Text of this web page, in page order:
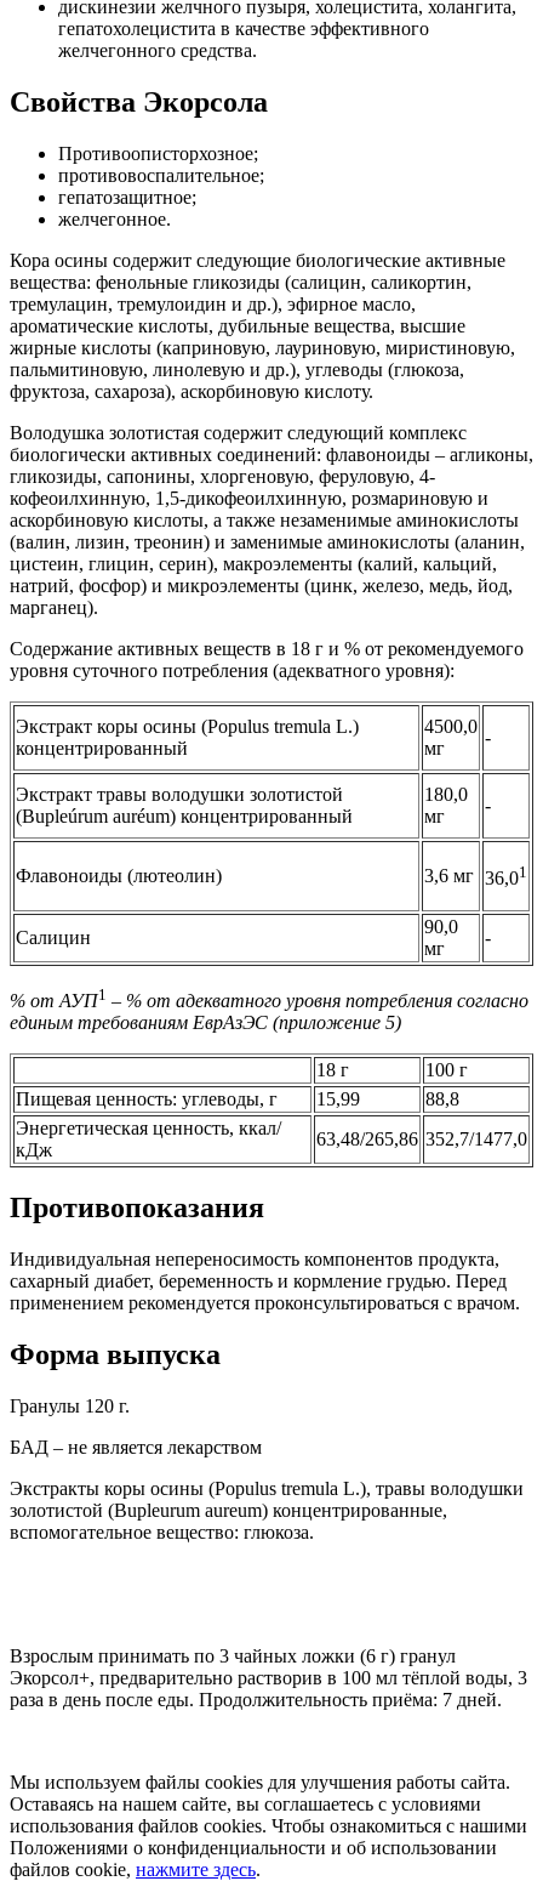
дискинезии желчного пузыря, холецистита, холангита,
гепатохолецистита в качестве эффективного
желчегонного средства.
Свойства Экорсола
Противоописторхозное;
противовоспалительное;
гепатозащитное;
желчегонное.
Кора осины содержит следующие биологические активные
вещества: фенольные гликозиды (салицин, саликортин,
тремулацин, тремулоидин и др.), эфирное масло,
ароматические кислоты, дубильные вещества, высшие
жирные кислоты (каприновую, лауриновую, миристиновую,
пальмитиновую, линолевую и др.), углеводы (глюкоза,
фруктоза, сахароза), аскорбиновую кислоту.
Володушка золотистая содержит следующий комплекс
биологически активных соединений: флавоноиды – агликоны,
гликозиды, сапонины, хлоргеновую, феруловую, 4-
кофеоилхинную, 1,5-дикофеоилхинную, розмариновую и
аскорбиновую кислоты, а также незаменимые аминокислоты
(валин, лизин, треонин) и заменимые аминокислоты (аланин,
цистеин, глицин, серин), макроэлементы (калий, кальций,
натрий, фосфор) и микроэлементы (цинк, железо, медь, йод,
марганец).
Содержание активных веществ в 18 г и % от рекомендуемого
уровня суточного потребления (адекватного уровня):
Экстракт коры осины (Populus tremula L.)
концентрированный
4500,0
мг
-
Экстракт травы володушки золотистой
(Bupleúrum auréum) концентрированный
180,0
мг
-
Флавоноиды (лютеолин) 3,6 мг 36,01
Салицин
90,0
мг
-
% от АУП1 – % от адекватного уровня потребления согласно
единым требованиям ЕврАзЭС (приложение 5)
18 г
100 г
Пищевая ценность: углеводы, г
15,99
88,8
Энергетическая ценность, ккал/
кДж
63,48/265,86 352,7/1477,0
Противопоказания
Индивидуальная непереносимость компонентов продукта,
сахарный диабет, беременность и кормление грудью. Перед
применением рекомендуется проконсультироваться с врачом.
Форма выпуска
Гранулы 120 г.
БАД – не является лекарством
Экстракты коры осины (Populus tremula L.), травы володушки
золотистой (Bupleurum aureum) концентрированные,
вспомогательное вещество: глюкоза.
Взрослым принимать по 3 чайных ложки (6 г) гранул
Экорсол+, предварительно растворив в 100 мл тёплой воды, 3
раза в день после еды. Продолжительность приёма: 7 дней.
Мы используем файлы cookies для улучшения работы сайта.
Оставаясь на нашем сайте, вы соглашаетесь с условиями
использования файлов cookies. Чтобы ознакомиться с нашими
Положениями о конфиденциальности и об использовании
файлов cookie, нажмите здесь.